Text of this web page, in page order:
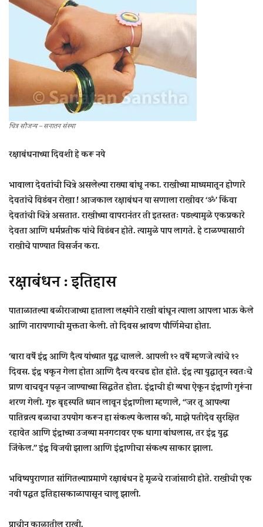
चित्र सौजन्य – सनातन संस्था
रक्षाबंधनाच्या दि‍वशी हे करू नये
भावाला देवतांची चित्रे असलेल्या राख्या बांधू नका. राखीच्या माध्यमातून होणारे
देवतांचे विडंबन रोखा ! आजकाल रक्षाबंधन या सणाला राखीवर ‘ॐ’ किंवा
देवतांची चित्रे असतात. राखीच्या वापरानंतर ती इतस्ततः पडल्यामुळे एकप्रकारे
देवता आणि धर्मप्रतीक यांचे विडंबन होते. त्यामुळे पाप लागते. हे टाळण्यासाठी
राखीचे पाण्यात विसर्जन करा.
रक्षाबंधन : इतिहास
पाताळातल्या बळीराजाच्या हाताला लक्ष्मीने राखी बांधून त्याला आपला भाऊ केले
आणि नारायणाची मुक्तता केली. तो दिवस श्रावण पौर्णिमेचा होता.
‘बारा वर्षे इंद्र आणि दैत्य यांच्यात युद्ध चालले. आपली १२ वर्षे म्हणजे त्यांचे १२
दिवस. इंद्र थकून गेला होता आणि दैत्य वरचढ होत होते. इंद्र त्या युद्धातून स्वतःचे
प्राण वाचवून पळून जाण्याच्या सिद्धतेत होता. इंद्राची ही व्यथा ऐकून इंद्राणी गुरूंना
शरण गेली. गुरु बृहस्पति ध्यान लावून इंद्राणीला म्हणाले, ‘‘जर तू आपल्या
पातिव्रत्य बळाचा उपयोग करून हा संकल्प केलास की, माझे पतीदेव सुरक्षित
रहावेत आणि इंद्राच्या उजव्या मनगटावर एक धागा बांधलास, तर इंद्र युद्ध
जिंकेल.’’ इंद्र विजयी झाला आणि इंद्राणीचा संकल्प साकार झाला.
भविष्यपुराणात सांगितल्याप्रमाणे रक्षाबंधन हे मूळचे राजांसाठी होते. राखीची एक
नवी पद्धत इतिहासकाळापासून चालू झाली.
प्राचीन काळातील राखी.